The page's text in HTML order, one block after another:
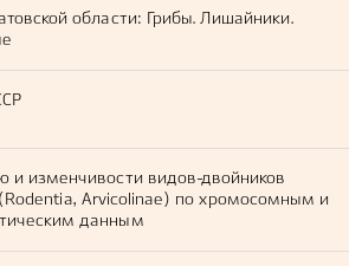
области: Грибы. Лишайники.
и изменчивости видов-двойников
Arvicolinae) по хромосомным и
данным